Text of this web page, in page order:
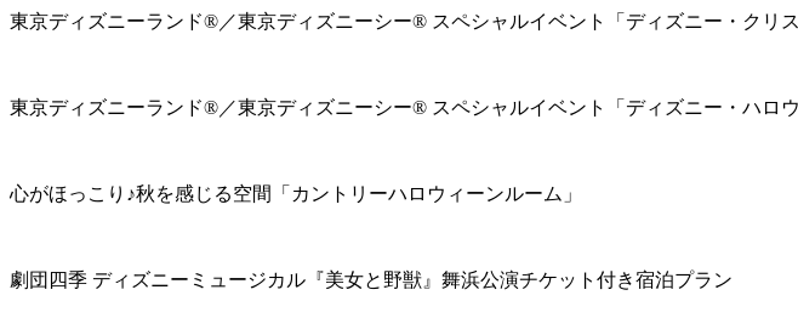
東京ディズニーランド®／東京ディズニーシー® スペシャルイベント「ディズニー・クリ
東京ディズニーランド®／東京ディズニーシー® スペシャルイベント「ディズニー・ハロ
心がほっこり♪秋を感じる空間「カントリーハロウィーンルーム」
劇団四季 ディズニーミュージカル『美女と野獣』舞浜公演チケット付き宿泊プラン